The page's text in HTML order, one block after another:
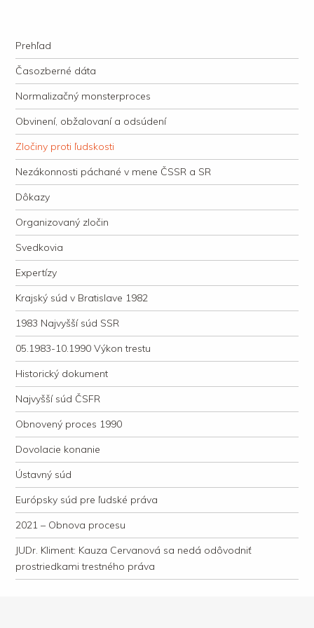
justície
Navigation
Skip to content
Prehľad
Časozberné dáta
Normalizačný monsterproces
Obvinení, obžalovaní a odsúdení
Zločiny proti ľudskosti
Nezákonnosti páchané v mene ČSSR a SR
Dôkazy
Organizovaný zločin
Svedkovia
Expertízy
Krajský súd v Bratislave 1982
1983 Najvyšší súd SSR
05.1983-10.1990 Výkon trestu
Historický dokument
Najvyšší súd ČSFR
Obnovený proces 1990
Dovolacie konanie
Ústavný súd
Európsky súd pre ľudské práva
2021 – Obnova procesu
JUDr. Kliment: Kauza Cervanová sa nedá odôvodniť
prostriedkami trestného práva